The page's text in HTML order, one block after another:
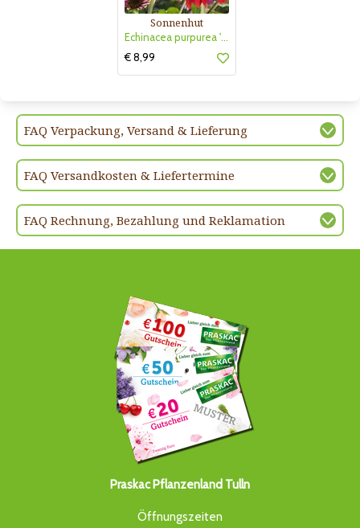
Sonnenhut
Echinacea purpurea 'Eccentric'
€ 8,99
FAQ Verpackung, Versand & Lieferung
FAQ Versandkosten & Liefertermine
FAQ Rechnung, Bezahlung und Reklamation
Praskac Pflanzenland Tulln
Öffnungszeiten